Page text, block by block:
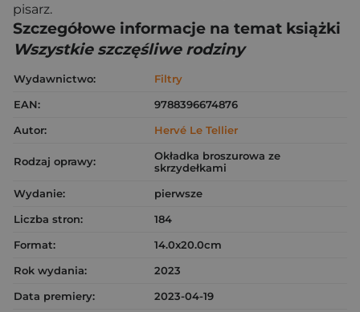
pisarz.
Szczegółowe informacje na temat książki
Wszystkie szczęśliwe rodziny
Wydawnictwo:
Filtry
EAN:
9788396674876
Autor:
Hervé Le Tellier
Rodzaj oprawy:
Okładka broszurowa ze
skrzydełkami
Wydanie:
pierwsze
Liczba stron:
184
Format:
14.0x20.0cm
Rok wydania:
2023
Data premiery:
2023-04-19